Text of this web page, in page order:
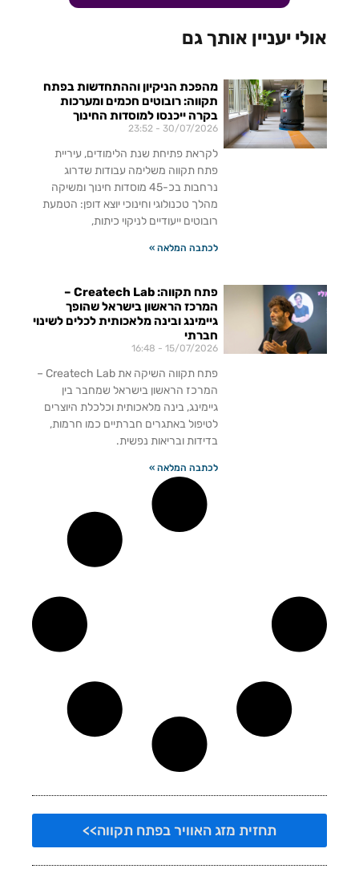
אולי יעניין אותך גם
מהפכת הניקיון וההתחדשות בפתח
תקווה: רובוטים חכמים ומערכות
בקרה ייכנסו למוסדות החינוך
30/07/2026
לקראת פתיחת שנת הלימודים, עיריית
פתח תקווה משלימה עבודות שדרוג
נרחבות בכ-45 מוסדות חינוך ומשיקה
מהלך טכנולוגי וחינוכי יוצא דופן: הטמעת
רובוטים ייעודיים לניקוי כיתות,
לכתבה המלאה »
פתח תקווה: Createch Lab –
המרכז הראשון בישראל שהופך
גיימינג ובינה מלאכותית לכלים לשינוי
חברתי
15/07/2026
פתח תקווה השיקה את Createch Lab –
המרכז הראשון בישראל שמחבר בין
גיימינג, בינה מלאכותית וכלכלת היוצרים
לטיפול באתגרים חברתיים כמו חרמות,
בדידות ובריאות נפשית.
לכתבה המלאה »
תחזית מזג האוויר בפתח תקווה>>